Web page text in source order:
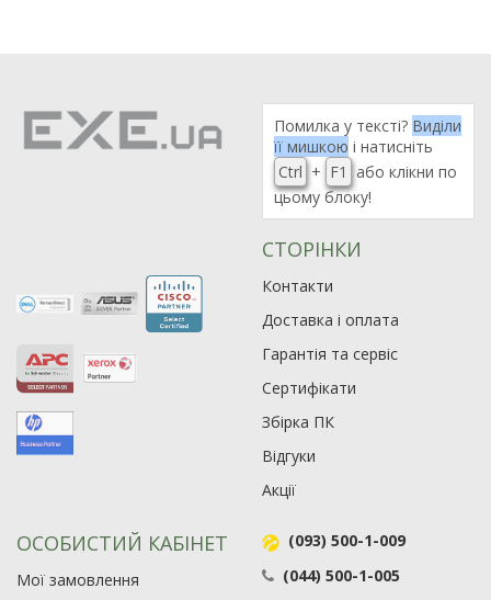
Помилка у тексті? Виділи
її мишкою і натисніть
Ctrl + F1
або клікни по
цьому блоку!
СТОРІНКИ
Контакти
Доставка і оплата
Гарантія та сервіс
Сертифікати
Збірка ПК
Відгуки
Акції
ОСОБИСТИЙ КАБІНЕТ
Мої замовлення
(093) 500-1-009
(044) 500-1-005